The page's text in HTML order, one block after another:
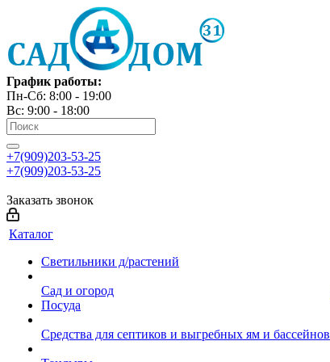
График работы:
Пн-Сб: 8:00 - 19:00
Вс: 9:00 - 18:00
+7(909)203-53-25
+7(909)203-53-25
Заказать звонок
Каталог
Светильники д/растений
Сад и огород
Посуда
Средства для септиков и выгребных ям и бассейнов